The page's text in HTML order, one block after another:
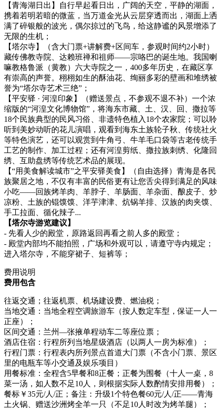
【青海湖日出】自行早起看日出，广阔的天空，平静的湖面，
携着若明若暗的微蓝，当万道金光从云层穿透而出，湖面上洒
满了碎银般的波光，偶尔掠过的飞鸟，给这静谧的风景增添了
无限的生机；
【塔尔寺】（含大门票+讲解费+区间车，参观时间约2小时）
藏传佛教寺院、达赖班禅和祖师——宗咯巴的诞生地。我国喇
嘛教格鲁派（黄教）六大寺院之一，400多年历史，在藏区享
有崇高的声誉。栩栩如生的酥油花、绚丽多彩的壁画和堆绣被
誉为“塔尔寺艺术三绝”；
【平安驿 · 河湟印象】（赠送景点，不参观不退不补）一个浓
缩版的“河湟文化博物馆”，将海东市藏、土、汉、回、撒拉等
18个民族典型的民风习俗、非遗特色植入18个农家院；可以聆
听到美妙动听的花儿演唱，观看到海东土族轮子秋、传统社火
等特色演艺，还可以观赏到牛角弓、牛羊毛口袋等古老传统手
工艺的制作、加工过程；还有河湟剪纸、撒拉族刺绣、化隆回
绣、互助盘绣等传统艺术品的展现。
【“用美食解读城市”之平安驿美食】（自由选择）青海是各民
族聚居之地，不仅有丰富的民俗更有让您舌尖得到满足的风味
小吃——回族烤羊肉、羊脖子、羊肠面、羊杂面、酿皮子、炒
凉粉、土族的锟馍馍、洋芋津津、炕锅羊排、汉族的肉夹馍、
手工拉面、循化辣子...
【塔尔寺游览建议】
- 先看人少的殿堂，原路返回再看之前人多的殿堂；
- 殿堂内部均不能拍照，广场和外观可以，请遵守寺内规定；
进入塔尔寺，不能穿裙子、短裤等；
费用说明
费用包含
往返交通；往返机票、机场建设费、燃油税；
当地交通：当地全程空调旅游车（按人数定车型，保证一人一
正座）；
区间交通：兰州—张掖单程动车二等座位票；
酒店住宿：行程所列当地星级酒店（以两人一房为标准）；
行程门票：行程表内所列景点首道大门票（不含小门票、景区
里的电瓶车等小交通及娱乐项目）
用餐标准：全程含5早餐和8正餐；正餐为围餐（十人一桌，8
菜一汤，如人数不足10人，则根据实际人数酌情安排用餐）；
餐标￥35元/人/正；备注：升级1个特色餐60元/人/正——青海
土火锅、赠送沙洲烤全羊一只（不足10人时改为烤羊腿）；